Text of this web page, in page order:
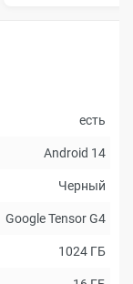
есть
Android 14
Черный
Google Tensor G4
1024 ГБ